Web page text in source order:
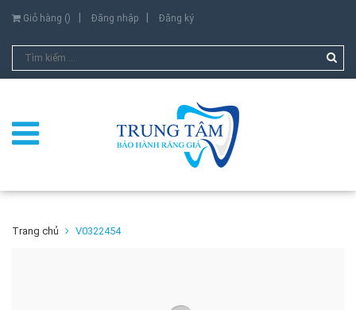
Giỏ hàng () Đăng nhập Đăng ký
Trang chủ V0322454